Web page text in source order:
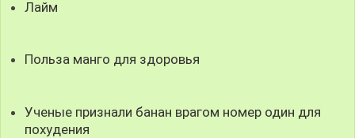
Лайм
Польза манго для здоровья
Ученые признали банан врагом номер один для
похудения